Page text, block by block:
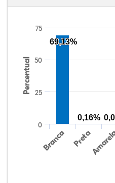
Percentual
Branca Preta
0
25
50
75
69,13%
0,16%